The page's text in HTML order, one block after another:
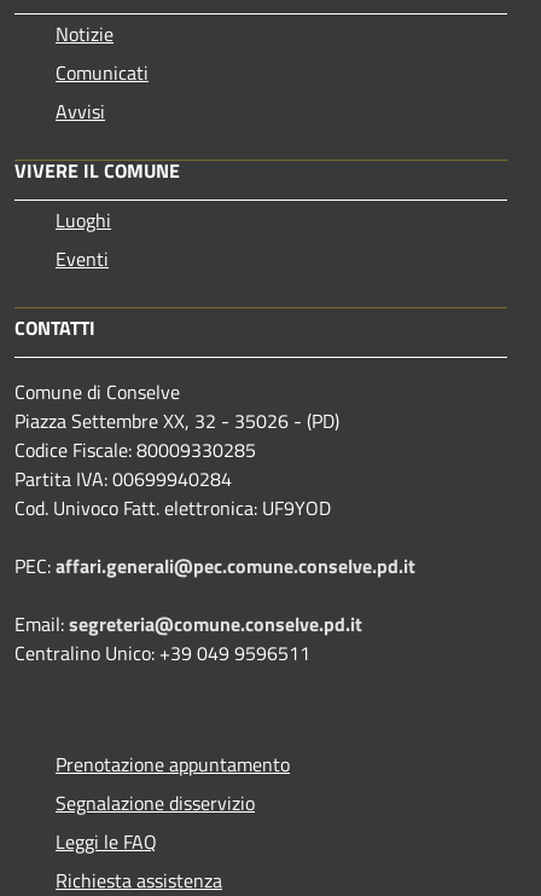
Notizie
Comunicati
Avvisi
VIVERE IL COMUNE
Luoghi
Eventi
CONTATTI
Comune di Conselve
Piazza Settembre XX, 32 - 35026 - (PD)
Codice Fiscale: 80009330285
Partita IVA: 00699940284
Cod. Univoco Fatt. elettronica: UF9YOD
PEC:affari.generali@pec.comune.conselve.pd.it
Email:segreteria@comune.conselve.pd.it
Centralino Unico: +39 049 9596511
Prenotazione appuntamento
Segnalazione disservizio
Leggi le FAQ
Richiesta assistenza